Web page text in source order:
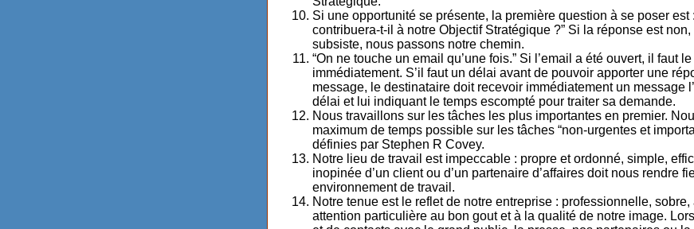
Si une opportunité se présente, la première question à se poser est
contribuera-t-il à notre Objectif Stratégique ?” Si la réponse est
subsiste, nous passons notre chemin.
“On ne touche un email qu’une fois.” Si l’email a été ouvert, il faut
immédiatement. S’il faut un délai avant de pouvoir apporter une
message, le destinataire doit recevoir immédiatement un message
délai et lui indiquant le temps escompté pour traiter sa demande.
Nous travaillons sur les tâches les plus importantes en premier.
maximum de temps possible sur les tâches “non-urgentes et
définies par Stephen R Covey.
Notre lieu de travail est impeccable : propre et ordonné, simple,
inopinée d’un client ou d’un partenaire d’affaires doit nous rendre
environnement de travail.
Notre tenue est le reflet de notre entreprise : professionnelle, sobre,
attention particulière au bon gout et à la qualité de notre image.